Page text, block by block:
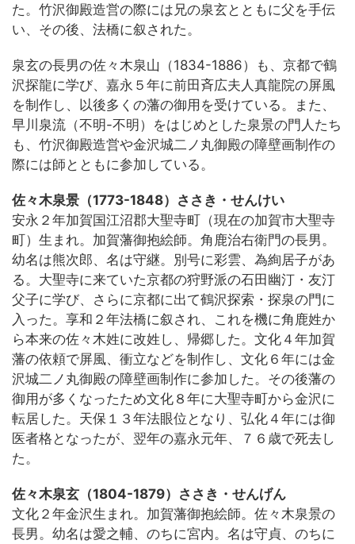
た。竹沢御殿造営の際には兄の泉玄とともに父を手伝
い、その後、法橋に叙された。
泉玄の長男の佐々木泉山（1834-1886）も、京都で鶴
沢探龍に学び、嘉永５年に前田斉広夫人真龍院の屏風
を制作し、以後多くの藩の御用を受けている。また、
早川泉流（不明-不明）をはじめとした泉景の門人たち
も、竹沢御殿造営や金沢城二ノ丸御殿の障壁画制作の
際には師とともに参加している。
佐々木泉景（1773-1848）ささき・せんけい
安永２年加賀国江沼郡大聖寺町（現在の加賀市大聖寺
町）生まれ。加賀藩御抱絵師。角鹿治右衛門の長男。
幼名は熊次郎、名は守継。別号に彩雲、為絢居子があ
る。大聖寺に来ていた京都の狩野派の石田幽汀・友汀
父子に学び、さらに京都に出て鶴沢探索・探泉の門に
入った。享和２年法橋に叙され、これを機に角鹿姓か
ら本来の佐々木姓に改姓し、帰郷した。文化４年加賀
藩の依頼で屏風、衝立などを制作し、文化６年には金
沢城二ノ丸御殿の障壁画制作に参加した。その後藩の
御用が多くなったため文化８年に大聖寺町から金沢に
転居した。天保１３年法眼位となり、弘化４年には御
医者格となったが、翌年の嘉永元年、７６歳で死去し
た。
佐々木泉玄（1804-1879）ささき・せんげん
文化２年金沢生まれ。加賀藩御抱絵師。佐々木泉景の
長男。幼名は愛之輔、のちに宮内。名は守貞、のちに